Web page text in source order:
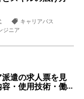
キャリアパス
ジニア
遣の求人票を見
・使用技術・働